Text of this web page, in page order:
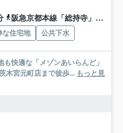
阪急京都本線「総持寺」駅 徒歩14分
な住宅地 公共下水
快適な「メゾンあいらんど」
木宮元町店まで徒歩... もっと見